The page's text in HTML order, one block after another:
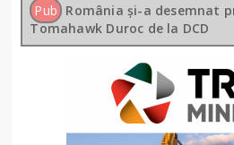
Pub România și-a desemnat
Tomahawk Duroc de la DCD